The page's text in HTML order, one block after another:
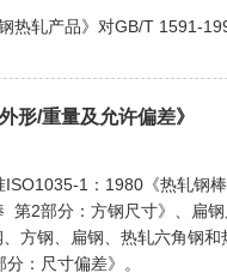
热轧产品》对GB/T 1591-
形/重量及允许偏差》
1：1980《热轧钢
第2部分：方钢尺寸》、扁
方钢、扁钢、热轧六角钢和
：尺寸偏差》。